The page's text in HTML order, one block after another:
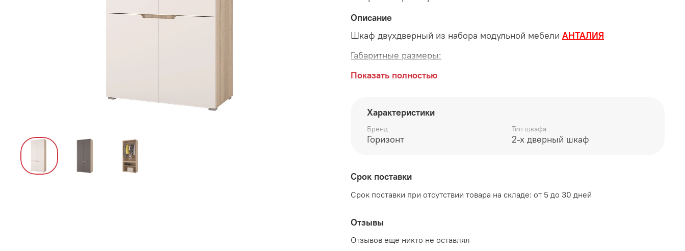
Описание
Шкаф двухдверный из набора модульной мебели АНТАЛИЯ
Габаритные размеры:
длина 900 мм
высота 2030 мм
Возможные расцветки:
Показать полностью
Характеристики
Бренд
Горизонт
Тип шкафа
2-х дверный шкаф
Срок поставки
Срок поставки при отсутствии товара на складе: от 5 до 30 дней
Отзывы
Отзывов еще никто не оставлял